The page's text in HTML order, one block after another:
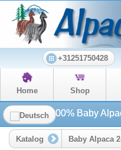
+31251750428
Home Shop
Katalog Baby Alpaca